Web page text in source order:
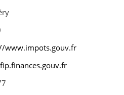
www.impots.gouv.fr